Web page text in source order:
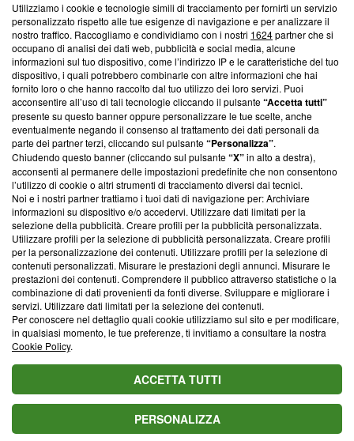
Questa sezione offre informazioni trasparenti su Blasting
News, sui nostri processi editoriali e su come ci impegniamo a
creare news di qualità. Inoltre, afferma la nostra aderenza a
‘Trust Project - News with Integrity’Blasting News non è
ancora membro del programma, ma ha richiesto di farne
parte; Trust Project non ha ancora effettuato una verifica di
conformità agli standard.
Su di noi
Team editoriale
Corporate
Redazione
Informativa Privacy
Cookie Policy
Blasting SA, IDI CHE-247.845.224, Via Carlo Frasca, 3 - 6900
Lugano (Svizzera) Tel:+39 0690258937
© 2026 Blasting News
Utilizziamo i cookie e tecnologie simili di tracciamento per fornirti un servizio
personalizzato rispetto alle tue esigenze di navigazione e per analizzare il
nostro traffico. Raccogliamo e condividiamo con i nostri 1624partner che si
occupano di analisi dei dati web, pubblicità e social media, alcune
informazioni sul tuo dispositivo, come l’indirizzo IP e le caratteristiche del tuo
dispositivo, i quali potrebbero combinarle con altre informazioni che hai
fornito loro o che hanno raccolto dal tuo utilizzo dei loro servizi. Puoi
acconsentire all’uso di tali tecnologie cliccando il pulsante“Accetta tutti”
presente su questo banner oppure personalizzare le tue scelte, anche
eventualmente negando il consenso al trattamento dei dati personali da
parte dei partner terzi, cliccando sul pulsante“Personalizza”.
Chiudendo questo banner (cliccando sul pulsante“X”in alto a destra),
acconsenti al permanere delle impostazioni predefinite che non consentono
l’utilizzo di cookie o altri strumenti di tracciamento diversi dai tecnici.
Noi e i nostri partner trattiamo i tuoi dati di navigazione per: Archiviare
informazioni su dispositivo e/o accedervi. Utilizzare dati limitati per la
selezione della pubblicità. Creare profili per la pubblicità personalizzata.
Utilizzare profili per la selezione di pubblicità personalizzata. Creare profili
per la personalizzazione dei contenuti. Utilizzare profili per la selezione di
contenuti personalizzati. Misurare le prestazioni degli annunci. Misurare le
prestazioni dei contenuti. Comprendere il pubblico attraverso statistiche o la
combinazione di dati provenienti da fonti diverse. Sviluppare e migliorare i
servizi. Utilizzare dati limitati per la selezione dei contenuti.
Per conoscere nel dettaglio quali cookie utilizziamo sul sito e per modificare,
in qualsiasi momento, le tue preferenze, ti invitiamo a consultare la nostra
Cookie Policy.
ACCETTA TUTTI
PERSONALIZZA